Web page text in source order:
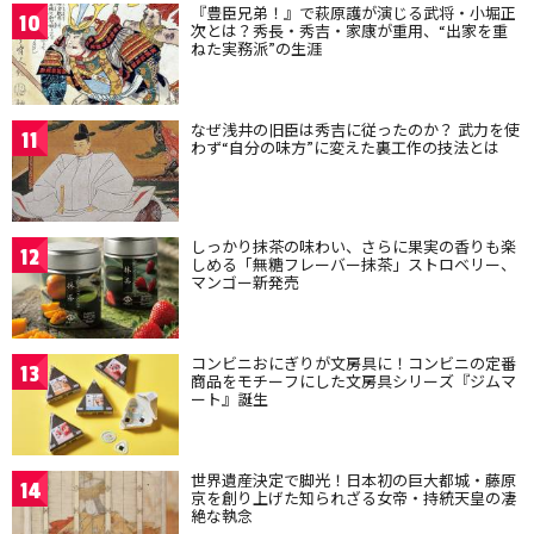
10 『豊臣兄弟！』で萩原護が演じる武将・小堀正
次とは？秀長・秀吉・家康が重用、“出家を重
ねた実務派”の生涯
11 なぜ浅井の旧臣は秀吉に従ったのか？ 武力を使
わず“自分の味方”に変えた裏工作の技法とは
12 しっかり抹茶の味わい、さらに果実の香りも楽
しめる「無糖フレーバー抹茶」ストロベリー、
マンゴー新発売
13 コンビニおにぎりが文房具に！コンビニの定番
商品をモチーフにした文房具シリーズ『ジムマ
ート』誕生
14 世界遺産決定で脚光！日本初の巨大都城・藤原
京を創り上げた知られざる女帝・持統天皇の凄
絶な執念